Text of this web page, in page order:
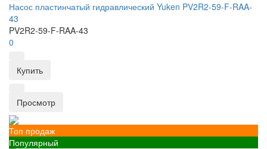
Насос пластинчатый гидравлический Yuken PV2R2-59-F-RAA-
43
PV2R2-59-F-RAA-43
0
Купить
Просмотр
Топ продаж
Популярный